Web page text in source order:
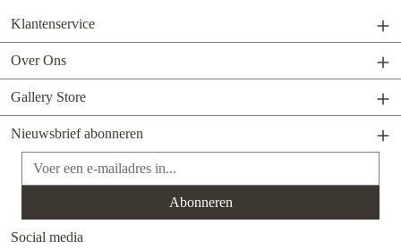
Klantenservice
Over Ons
Gallery Store
Nieuwsbrief abonneren
E-mailadres*
Abonneren
Social media